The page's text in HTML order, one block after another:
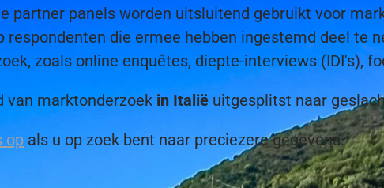
partner panels worden uitsluitend gebruikt voor
respondenten die ermee hebben ingestemd deel te
zoals online enquêtes, diepte-interviews (IDI's),
van marktonderzoek in Italië uitgesplitst naar
op als u op zoek bent naar preciezere gegevens.